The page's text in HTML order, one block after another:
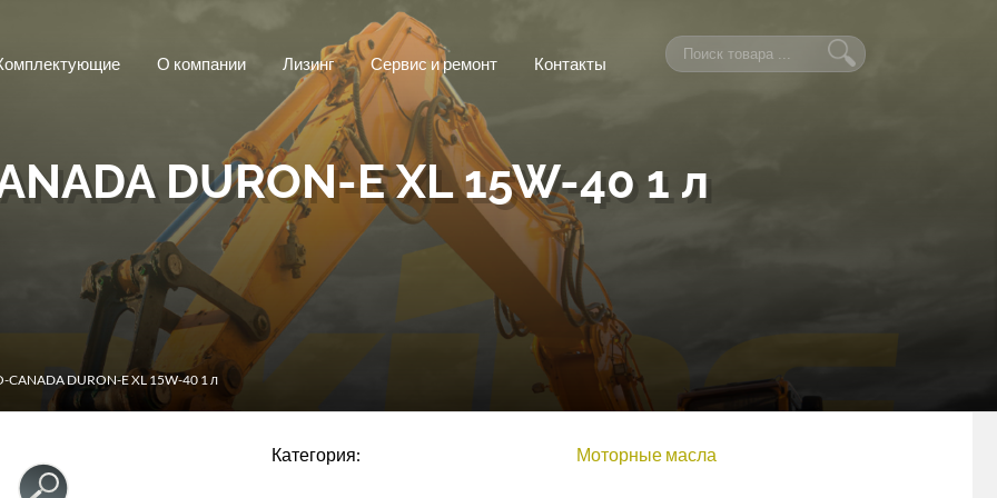
О компании Лизинг Сервис и ремонт Контакты
DURON-E XL 15W-40 1 л
CANADA DURON-E XL 15W-40 1 л
Категория: Моторные масла